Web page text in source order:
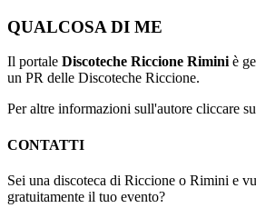
QUALCOSA DI ME
Il portale Discoteche Riccione Riminiè
un PR delle Discoteche Riccione.
Per altre informazioni sull'autore cliccare
CONTATTI
Sei una discoteca di Riccione o Rimini e
gratuitamente il tuo evento?